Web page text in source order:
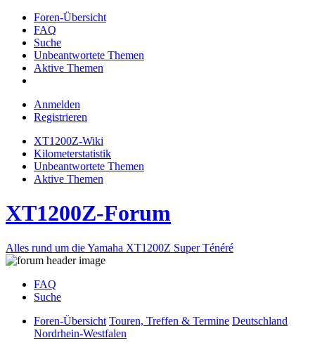
Foren-Übersicht
FAQ
Suche
Unbeantwortete Themen
Aktive Themen
Anmelden
Registrieren
XT1200Z-Wiki
Kilometerstatistik
Unbeantwortete Themen
Aktive Themen
XT1200Z-Forum
Alles rund um die Yamaha XT1200Z Super Ténéré
FAQ
Suche
Foren-Übersicht Touren, Treffen & Termine Deutschland
Nordrhein-Westfalen